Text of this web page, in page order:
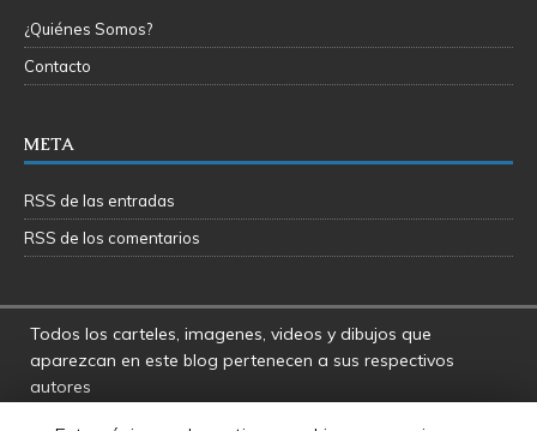
¿Quiénes Somos?
Contacto
META
RSS de las entradas
RSS de los comentarios
Todos los carteles, imagenes, videos y dibujos que
aparezcan en este blog pertenecen a sus respectivos
autores